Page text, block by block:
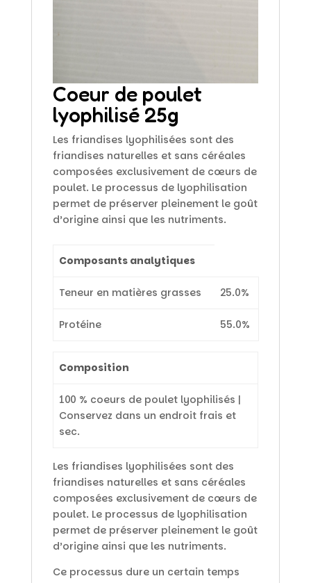
Coeur de poulet
lyophilisé 25g
Les friandises lyophilisées sont des
friandises naturelles et sans céréales
composées exclusivement de cœurs de
poulet. Le processus de lyophilisation
permet de préserver pleinement le goût
d’origine ainsi que les nutriments.
Composants analytiques
Teneur en matières grasses 25.0%
Protéine 55.0%
Composition
100 % coeurs de poulet lyophilisés |
Conservez dans un endroit frais et
sec.
Les friandises lyophilisées sont des
friandises naturelles et sans céréales
composées exclusivement de cœurs de
poulet. Le processus de lyophilisation
permet de préserver pleinement le goût
d’origine ainsi que les nutriments.
Ce processus dure un certain temps